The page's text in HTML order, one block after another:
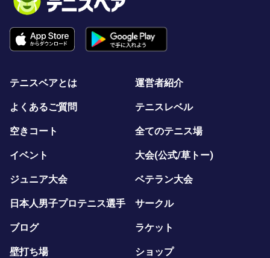
テニスベアとは 運営者紹介
よくあるご質問 テニスレベル
空きコート 全てのテニス場
イベント 大会(公式/草トー)
ジュニア大会 ベテラン大会
日本人男子プロテニス選手 サークル
ブログ ラケット
壁打ち場 ショップ